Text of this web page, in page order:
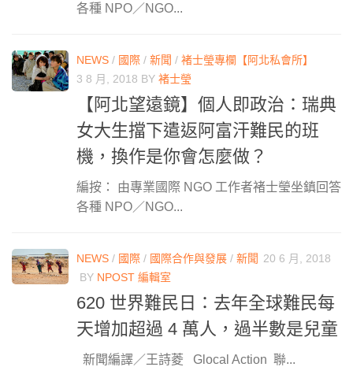
各種 NPO／NGO...
NEWS / 國際 / 新聞 / 褚士瑩專欄【阿北私會所】
3 8 月, 2018 BY 褚士瑩
【阿北望遠鏡】個人即政治：瑞典
女大生擋下遣返阿富汗難民的班
機，換作是你會怎麼做？
編按： 由專業國際 NGO 工作者褚士瑩坐鎮回答
各種 NPO／NGO...
NEWS / 國際 / 國際合作與發展 / 新聞 20 6 月, 2018
BY NPOST 編輯室
620 世界難民日：去年全球難民每
天增加超過 4 萬人，過半數是兒童
新聞編譯／王詩菱 Glocal Action 聯...